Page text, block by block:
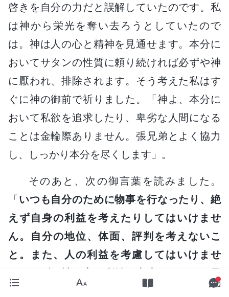
啓きを自分の力だと誤解していたのです。私
は神から栄光を奪い去ろうとしていたので
は。神は人の心と精神を見通せます。本分に
おいてサタンの性質に頼り続ければ必ずや神
に厭われ、排除されます。そう考えた私はす
ぐに神の御前で祈りました。「神よ、本分に
おいて私欲を追求したり、卑劣な人間になる
ことは金輪際ありません。張兄弟とよく協力
し、しっかり本分を尽くします」。
そのあと、次の御言葉を読みました。
「いつも自分のために物事を行なったり、絶
えず自身の利益を考えたりしてはいけませ
ん。自分の地位、体面、評判を考えないこ
と。また、人の利益を考慮してはいけませ
優先にしなければなりません。神の旨を想